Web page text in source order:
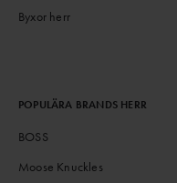
Byxor herr
POPULÄRA BRANDS HERR
BOSS
Moose Knuckles